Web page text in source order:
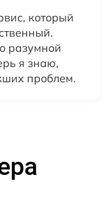
который
разумной
я знаю,
проблем.